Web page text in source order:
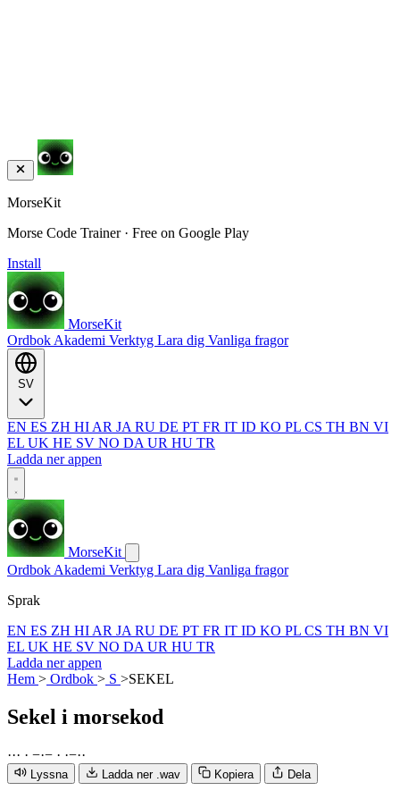
MorseKit
Morse Code Trainer · Free on Google Play
Install
MorseKit
Ordbok Akademi Verktyg Lara dig Vanliga fragor
EN ES ZH HI AR JA RU DE PT FR IT ID KO PL CS TH BN VI
EL UK HE SV NO DA UR HU TR
Ladda ner appen
MorseKit
Ordbok Akademi Verktyg Lara dig Vanliga fragor
Sprak
EN ES ZH HI AR JA RU DE PT FR IT ID KO PL CS TH BN VI
EL UK HE SV NO DA UR HU TR
Ladda ner appen
Hem > Ordbok > S >SEKEL
Sekel i morsekod
··· · −·− · ·−··
Lyssna Ladda ner .wav Kopiera Dela